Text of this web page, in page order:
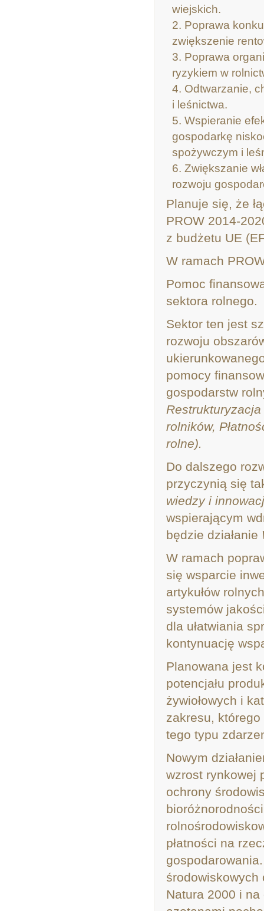
wiejskich.
Poprawa
zwiększenie
Poprawa
ryzykiem w
Odtwarzanie,
i leśnictwa.
Wspieranie
gospodarkę
spożywczym i
Zwiększanie
rozwoju
Planuje się, że
PROW 2014-
z budżetu UE
W ramach
Pomoc
sektora rolnego.
Sektor ten jest
rozwoju
pomocy
gospodarstw
Restrukturyzacja
rolników,
rolne).
Do dalszego
przyczynią się
wiedzy i
wspierającym
będzie działanie
W ramach
się wsparcie
artykułów
systemów
dla ułatwiania
kontynuację
Planowana jest
potencjału
żywiołowych i
zakresu,
tego typu
Nowym
wzrost rynkowej
ochrony
płatności na
środowiskowych
Natura 2000 i